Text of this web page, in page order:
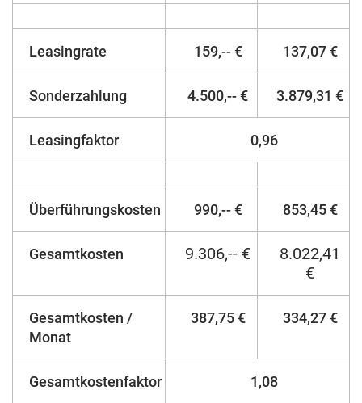
Leasingrate 159,-- € 137,07 €
Sonderzahlung 4.500,-- € 3.879,31 €
Leasingfaktor 0,96
Überführungskosten 990,-- € 853,45 €
Gesamtkosten 9.306,-- €
8.022,41
€
Gesamtkosten /
Monat
387,75 € 334,27 €
Gesamtkostenfaktor 1,08